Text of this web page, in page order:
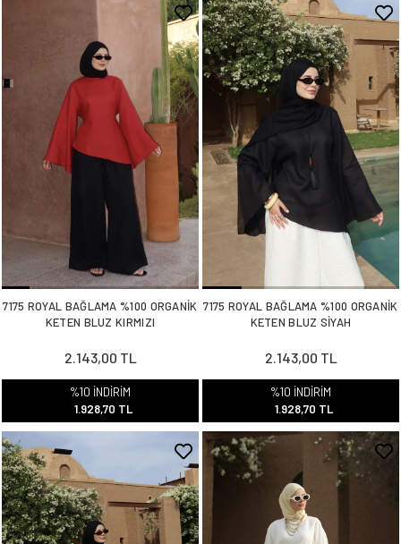
7175 ROYAL BAĞLAMA %100 ORGANİK
KETEN BLUZ KIRMIZI
2.143,00 TL
%10 İNDİRİM
1.928,70 TL
7175 ROYAL BAĞLAMA %100 ORGANİK
KETEN BLUZ SİYAH
2.143,00 TL
%10 İNDİRİM
1.928,70 TL